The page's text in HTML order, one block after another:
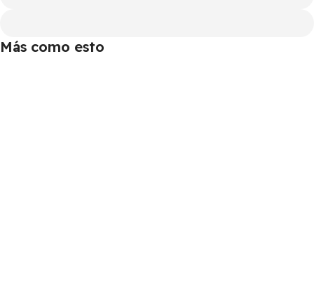
Más como esto